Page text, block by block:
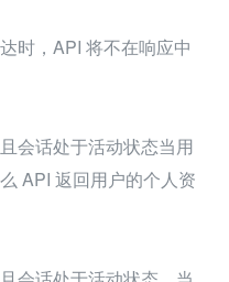
时，API 将不在响应中
会话处于活动状态当用
API 返回用户的个人资